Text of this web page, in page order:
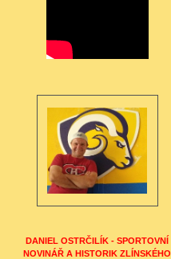
DANIEL OSTRČILÍK - SPORTOVNÍ
NOVINÁŘ A HISTORIK ZLÍNSKÉHO